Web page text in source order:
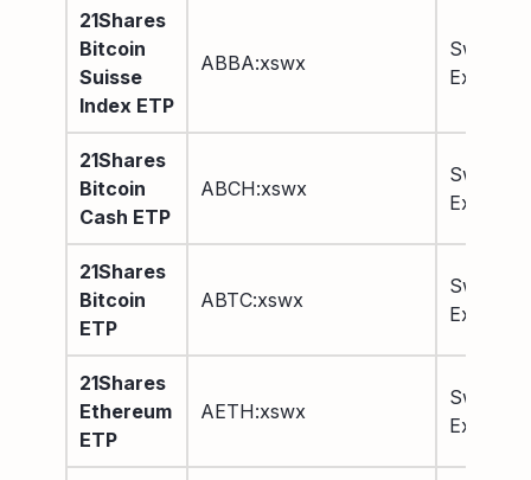
21Shares
Bitcoin
Suisse
Index ETP
ABBA:xswx
Swiss
21Shares
Bitcoin
Cash ETP
ABCH:xswx
Swiss
21Shares
Bitcoin
ETP
ABTC:xswx
Swiss
21Shares
Ethereum
ETP
AETH:xswx
Swiss